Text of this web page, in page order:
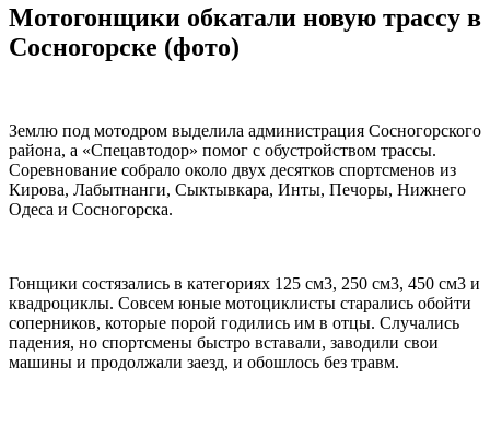
Мотогонщики обкатали новую трассу в
Сосногорске (фото)
Землю под мотодром выделила администрация Сосногорского
района, а «Спецавтодор» помог с обустройством трассы.
Соревнование собрало около двух десятков спортсменов из
Кирова, Лабытнанги, Сыктывкара, Инты, Печоры, Нижнего
Одеса и Сосногорска.
Гонщики состязались в категориях 125 см3, 250 см3, 450 см3 и
квадроциклы. Совсем юные мотоциклисты старались обойти
соперников, которые порой годились им в отцы. Случались
падения, но спортсмены быстро вставали, заводили свои
машины и продолжали заезд, и обошлось без травм.